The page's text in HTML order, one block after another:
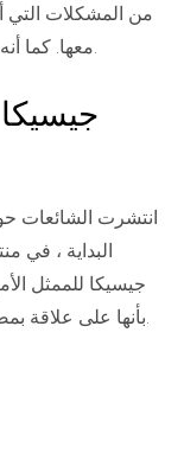
من المشكلات التي
انتشرت الشائعات
جيسيكا للممثل